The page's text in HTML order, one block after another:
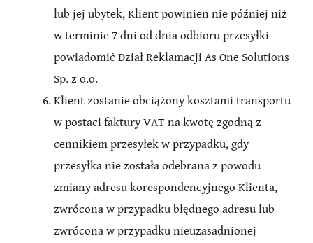
lub jej ubytek, Klient powinien nie później niż
w terminie 7 dni od dnia odbioru przesyłki
powiadomić Dział Reklamacji As One Solutions
Sp. z o.o.
Klient zostanie obciążony kosztami transportu
w postaci faktury VAT na kwotę zgodną z
cennikiem przesyłek w przypadku, gdy
przesyłka nie została odebrana z powodu
zmiany adresu korespondencyjnego Klienta,
zwrócona w przypadku błędnego adresu lub
zwrócona w przypadku nieuzasadnionej